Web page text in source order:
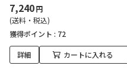
7,240円
(送料・税込)
獲得ポイント : 72
詳細 カートに入れる